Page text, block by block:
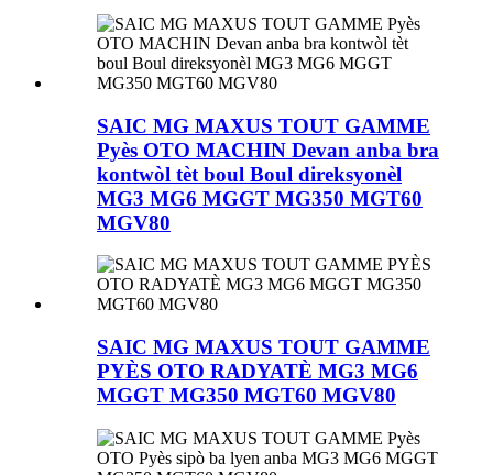
SAIC MG MAXUS TOUT GAMME
Pyès OTO MACHIN Devan anba bra
kontwòl tèt boul Boul direksyonèl
MG3 MG6 MGGT MG350 MGT60
MGV80
SAIC MG MAXUS TOUT GAMME
PYÈS OTO RADYATÈ MG3 MG6
MGGT MG350 MGT60 MGV80